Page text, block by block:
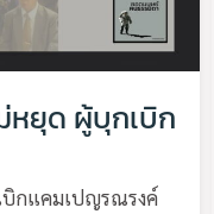
หยุด ผู้บุกเบิก
กแคมเปญรณรงค์